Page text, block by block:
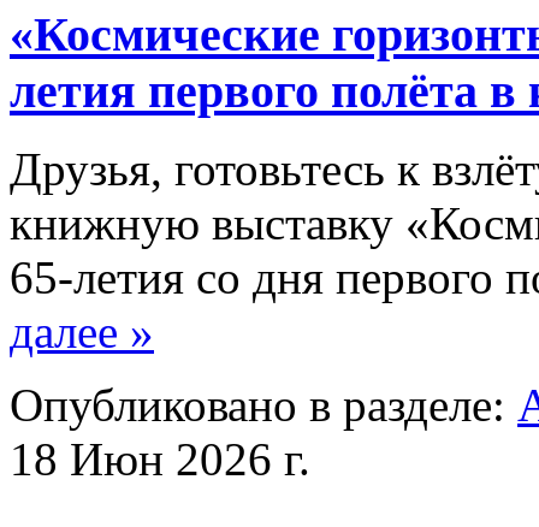
«Космические
летия первого полёта в
Друзья, готовьтесь к
книжную выставку
65-летия со дня первого
далее »
Опубликовано в разделе:
18 Июн 2026 г.